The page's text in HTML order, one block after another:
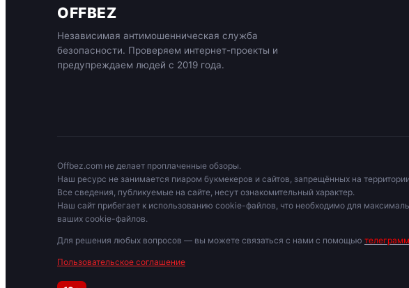
OFFBEZ
Независимая антимошенническая служба
безопасности. Проверяем интернет-проекты и
предупреждаем людей с 2019 года.
Offbez.com не делает проплаченные обзоры.
Наш ресурс не занимается пиаром букмекеров и сайтов, запрещённых на
Все сведения, публикуемые на сайте, несут ознакомительный характер.
Наш сайт прибегает к использованию cookie-файлов, что необходимо для
ваших cookie-файлов.
Для решения любых вопросов — вы можете связаться с нами с помощью
Пользовательское соглашение